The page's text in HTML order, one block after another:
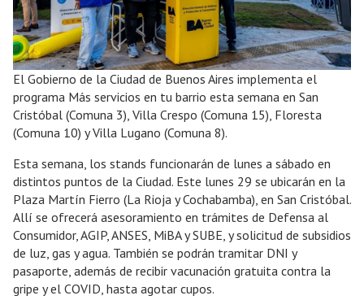
El Gobierno de la Ciudad de Buenos Aires implementa el
programa Más servicios en tu barrio esta semana en San
Cristóbal (Comuna 3), Villa Crespo (Comuna 15), Floresta
(Comuna 10) y Villa Lugano (Comuna 8).
Esta semana, los stands funcionarán de lunes a sábado en
distintos puntos de la Ciudad. Este lunes 29 se ubicarán en la
Plaza Martín Fierro (La Rioja y Cochabamba), en San Cristóbal.
Allí se ofrecerá asesoramiento en trámites de Defensa al
Consumidor, AGIP, ANSES, MiBA y SUBE, y solicitud de subsidios
de luz, gas y agua. También se podrán tramitar DNI y
pasaporte, además de recibir vacunación gratuita contra la
gripe y el COVID, hasta agotar cupos.